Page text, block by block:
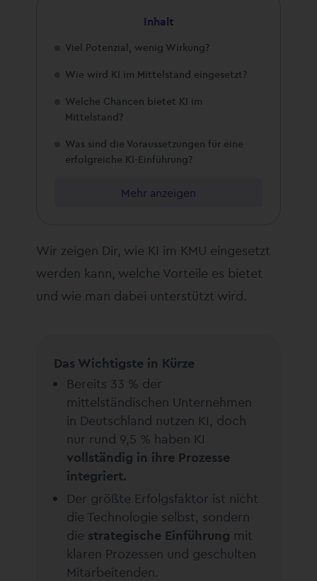
Inhalt
Viel Potenzial, wenig Wirkung?
Wie wird KI im Mittelstand eingesetzt?
Welche Chancen bietet KI im
Mittelstand?
Was sind die Voraussetzungen für eine
erfolgreiche KI-Einführung?
Mehr anzeigen
Wir zeigen Dir, wie KI im KMU eingesetzt
werden kann, welche Vorteile es bietet
und wie man dabei unterstützt wird.
Das Wichtigste in Kürze
Bereits 33 % der
mittelständischen Unternehmen
in Deutschland nutzen KI, doch
nur rund 9,5 % haben KI
vollständig in ihre Prozesse
integriert.
Der größte Erfolgsfaktor ist nicht
die Technologie selbst, sondern
die strategische Einführung mit
klaren Prozessen und geschulten
Mitarbeitenden.